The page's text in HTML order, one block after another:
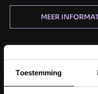
Toestemming
MEER